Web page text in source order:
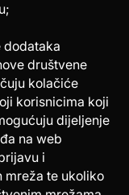
dodataka
društvene
kolačiće
korisnicima koji
dijeljenje
na web
i
mreža te ukoliko